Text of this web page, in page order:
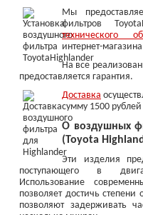
Свечи
от 150 ₽
Мы
фильтров
технического
интернет-
На все
предоставляется гарантия.
Доставка
сумму 1500
О воздушных
(Toyota
Эти изделия
поступающего в
Использование
позволяет достичь
позволяют задерживать